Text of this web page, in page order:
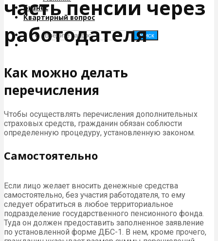
Бизнес
Квартирный вопрос
Поиск
часть пенсии через
работодателя
Как можно делать
перечисления
Чтобы осуществлять перечисления дополнительных
страховых средств, гражданин обязан соблюсти
определенную процедуру, установленную законом.
Самостоятельно
Если лицо желает вносить денежные средства
самостоятельно, без участия работодателя, то ему
следует обратиться в любое территориальное
подразделение государственного пенсионного фонда.
Туда он должен предоставить заполненное заявление
по установленной форме ДБС-1. В нем, кроме прочего,